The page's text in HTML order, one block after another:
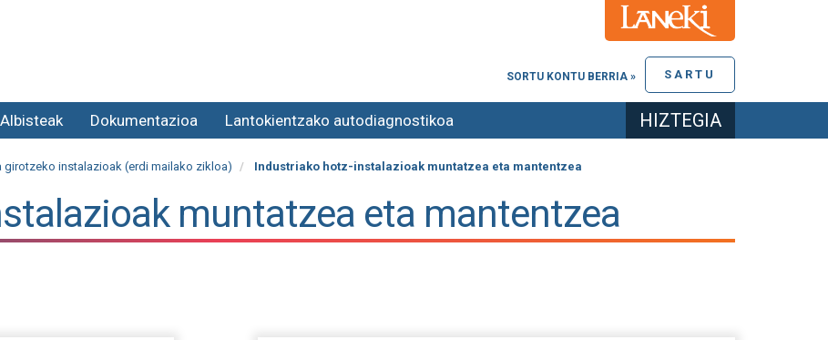
SARTU
SORTU KONTU BERRIA »
Albisteak Dokumentazioa Lantokientzako autodiagnostikoa HIZTEGIA
girotzeko instalazioak (erdi mailako zikloa) Industriako hotz-instalazioak muntatzea eta mantentzea
muntatzea eta mantentzea